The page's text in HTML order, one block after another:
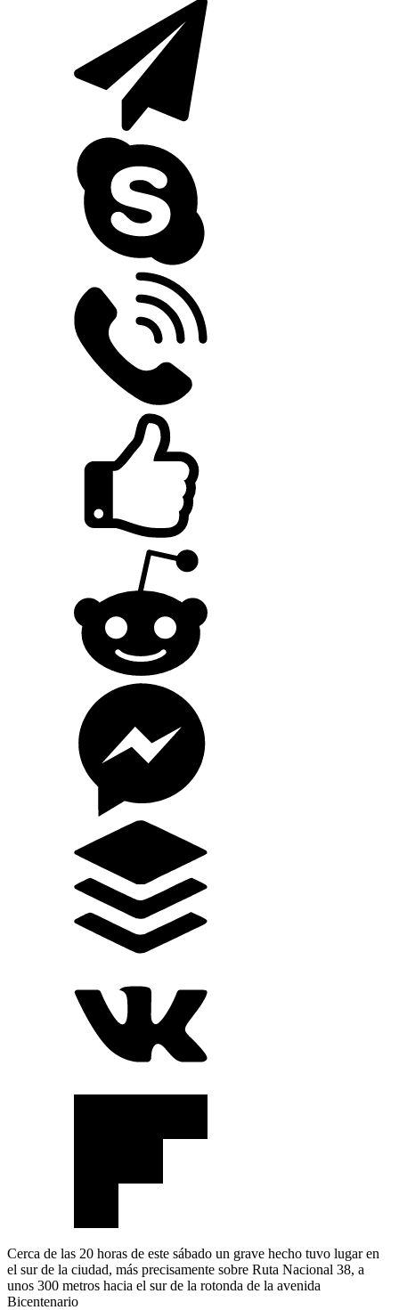
Cerca de las 20 horas de este sábado un grave hecho tuvo lugar en
el sur de la ciudad, más precisamente sobre Ruta Nacional 38, a
unos 300 metros hacia el sur de la rotonda de la avenida
Bicentenario